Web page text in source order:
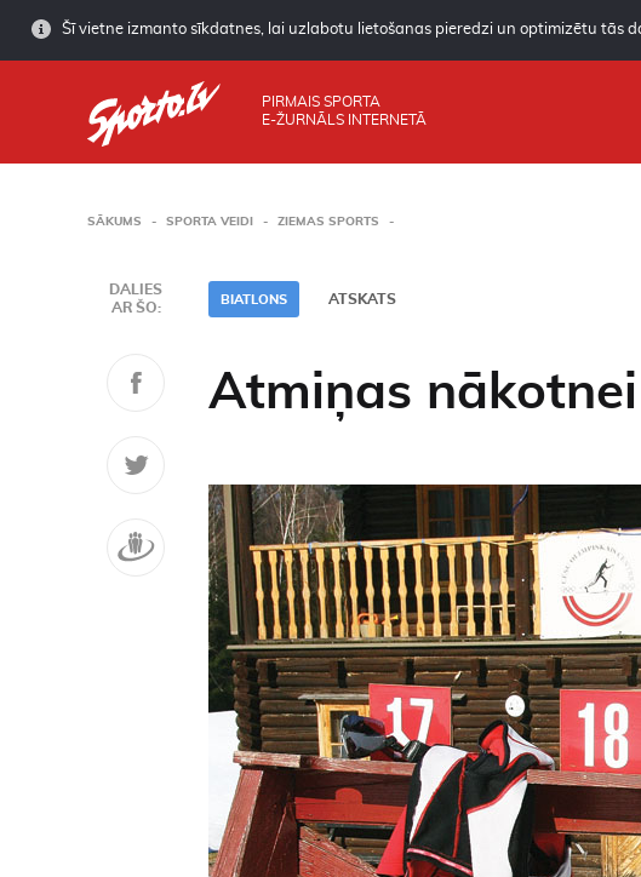
Šī vietne izmanto sīkdatnes, lai uzlabotu lietošanas pieredzi un optimizētu tās
PIRMAIS SPORTA
E-ŽURNĀLS INTERNETĀ
SĀKUMS SPORTA VEIDI ZIEMAS SPORTS
DALIES
AR ŠO:
BIATLONS ATSKATS
Atmiņas nākotnei